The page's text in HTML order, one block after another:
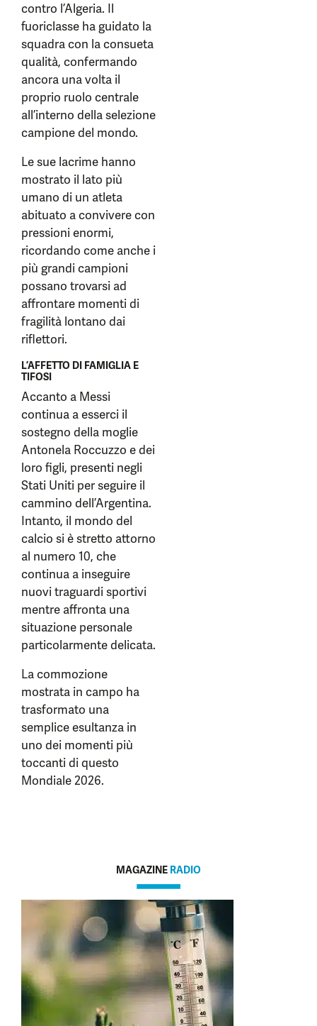
contro l’Algeria. Il
fuoriclasse ha guidato la
squadra con la consueta
qualità, confermando
ancora una volta il
proprio ruolo centrale
all’interno della selezione
campione del mondo.
Le sue lacrime hanno
mostrato il lato più
umano di un atleta
abituato a convivere con
pressioni enormi,
ricordando come anche i
più grandi campioni
possano trovarsi ad
affrontare momenti di
fragilità lontano dai
riflettori.
L’AFFETTO DI FAMIGLIA E
TIFOSI
Accanto a Messi
continua a esserci il
sostegno della moglie
Antonela Roccuzzo e dei
loro figli, presenti negli
Stati Uniti per seguire il
cammino dell’Argentina.
Intanto, il mondo del
calcio si è stretto attorno
al numero 10, che
continua a inseguire
nuovi traguardi sportivi
mentre affronta una
situazione personale
particolarmente delicata.
La commozione
mostrata in campo ha
trasformato una
semplice esultanza in
uno dei momenti più
toccanti di questo
Mondiale 2026.
MAGAZINE RADIO